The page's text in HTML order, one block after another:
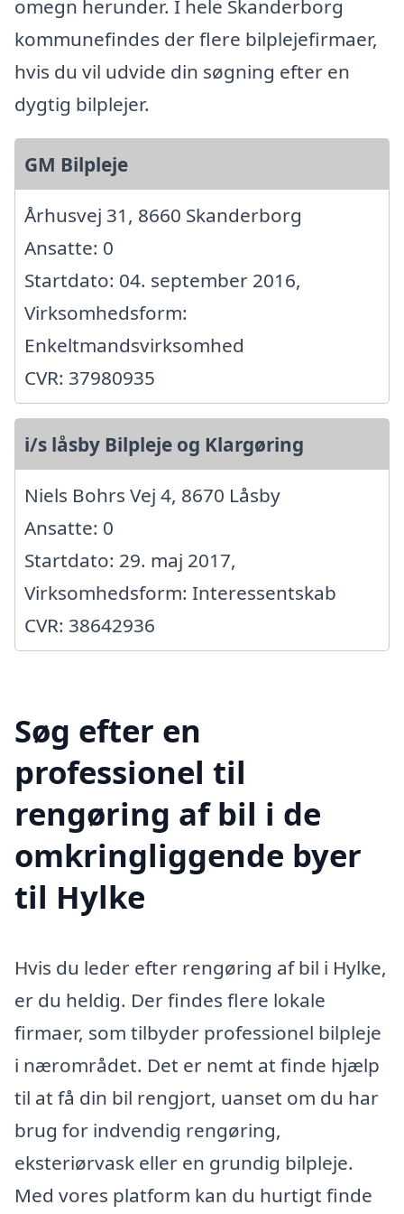
omegn herunder. I hele Skanderborg
kommunefindes der flere bilplejefirmaer,
hvis du vil udvide din søgning efter en
dygtig bilplejer.
GM Bilpleje
Århusvej 31, 8660 Skanderborg
Ansatte: 0
Startdato: 04. september 2016,
Virksomhedsform:
Enkeltmandsvirksomhed
CVR: 37980935
i/s låsby Bilpleje og Klargøring
Niels Bohrs Vej 4, 8670 Låsby
Ansatte: 0
Startdato: 29. maj 2017,
Virksomhedsform: Interessentskab
CVR: 38642936
Søg efter en
professionel til
rengøring af bil i de
omkringliggende byer
til Hylke
Hvis du leder efter rengøring af bil i Hylke,
er du heldig. Der findes flere lokale
firmaer, som tilbyder professionel bilpleje
i nærområdet. Det er nemt at finde hjælp
til at få din bil rengjort, uanset om du har
brug for indvendig rengøring,
eksteriørvask eller en grundig bilpleje.
Med vores platform kan du hurtigt finde